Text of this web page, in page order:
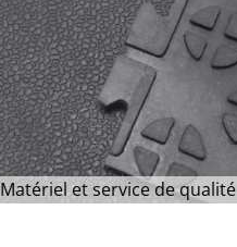
Matériel et service de qualité